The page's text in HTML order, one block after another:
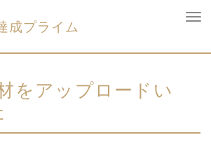
成プライム
をアップロードい